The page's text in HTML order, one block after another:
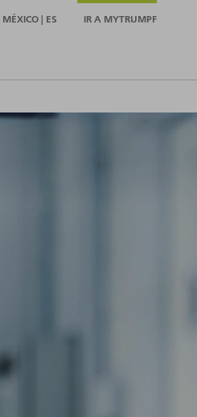
MÉXICO | ES IR A MYTRUMPF